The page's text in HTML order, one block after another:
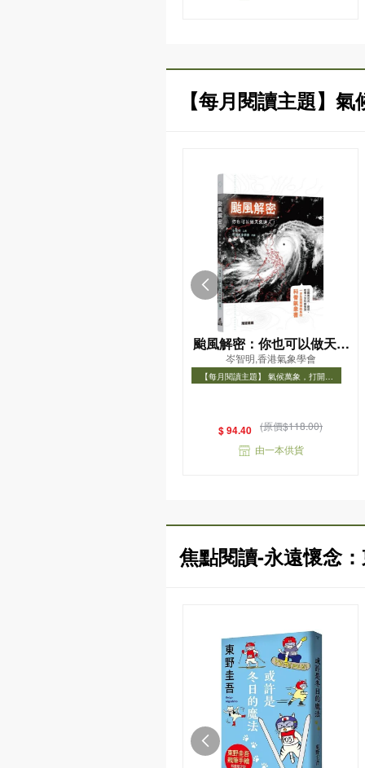
【每月閱讀主題】
颱風解密：你也可以做天氣
達人！
岑智明,香港氣象學會
【每月閱讀主題】 氣候萬象，打開氣
$ 94.40 (原價$118.00)
由一本供貨
焦點閱讀-永遠懷念